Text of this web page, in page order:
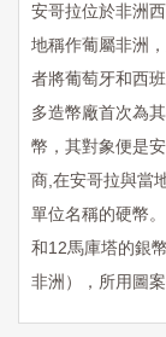
安哥拉位於非洲
地稱作葡屬非洲
者將葡萄牙和西
多造幣廠首次為
幣，其對象便是
商,在安哥拉與當
單位名稱的硬幣
和12馬庫塔的銀
非洲），所用圖